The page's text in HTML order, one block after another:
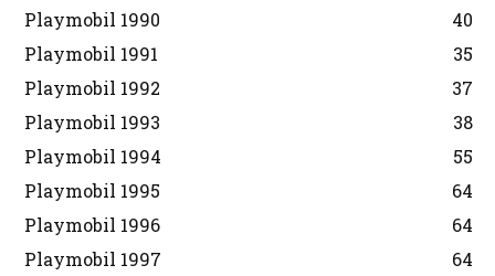
Playmobil 1990
40
Playmobil 1991
35
Playmobil 1992
37
Playmobil 1993
38
Playmobil 1994
55
Playmobil 1995
64
Playmobil 1996
64
Playmobil 1997
64